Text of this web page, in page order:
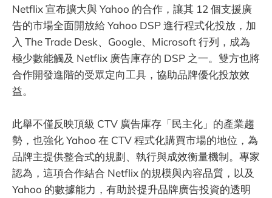
Netflix 宣布擴大與 Yahoo 的合作，讓其 12 個支援廣
告的市場全面開放給 Yahoo DSP 進行程式化投放，加
入 The Trade Desk、Google、Microsoft 行列，成為
極少數能觸及 Netflix 廣告庫存的 DSP 之一。雙方也將
合作開發進階的受眾定向工具，協助品牌優化投放效
益。
此舉不僅反映頂級 CTV 廣告庫存「民主化」的產業趨
勢，也強化 Yahoo 在 CTV 程式化購買市場的地位，為
品牌主提供整合式的規劃、執行與成效衡量機制。專家
認為，這項合作結合 Netflix 的規模與內容品質，以及
Yahoo 的數據能力，有助於提升品牌廣告投資的透明